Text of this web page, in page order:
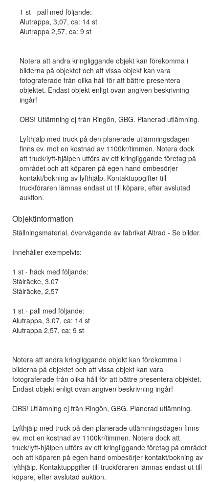
1 st - pall med följande:
Alutrappa, 3,07, ca: 14 st
Alutrappa 2,57, ca: 9 st
Notera att andra kringliggande objekt kan förekomma i
bilderna på objektet och att vissa objekt kan vara
fotograferade från olika håll för att bättre presentera
objektet. Endast objekt enligt ovan angiven beskrivning
ingår!
OBS! Utlämning ej från Ringön, GBG. Planerad utlämning.
Lyfthjälp med truck på den planerade utlämningsdagen
finns ev. mot en kostnad av 1100kr/timmen. Notera dock
att truck/lyft-hjälpen utförs av ett kringliggande företag på
området och att köparen på egen hand ombesörjer
kontakt/bokning av lyfthjälp. Kontaktuppgifter till
truckföraren lämnas endast ut till köpare, efter avslutad
auktion.
Objektinformation
Ställningsmaterial, övervägande av fabrikat Altrad - Se bilder.
Innehåller exempelvis:
1 st - häck med följande:
Stålräcke, 3,07
Stålräcke, 2,57
1 st - pall med följande:
Alutrappa, 3,07, ca: 14 st
Alutrappa 2,57, ca: 9 st
Notera att andra kringliggande objekt kan förekomma i
bilderna på objektet och att vissa objekt kan vara
fotograferade från olika håll för att bättre presentera objektet.
Endast objekt enligt ovan angiven beskrivning ingår!
OBS! Utlämning ej från Ringön, GBG. Planerad utlämning.
Lyfthjälp med truck på den planerade utlämningsdagen finns
ev. mot en kostnad av 1100kr/timmen. Notera dock att
truck/lyft-hjälpen utförs av ett kringliggande företag på området
och att köparen på egen hand ombesörjer kontakt/bokning av
lyfthjälp. Kontaktuppgifter till truckföraren lämnas endast ut till
köpare, efter avslutad auktion.